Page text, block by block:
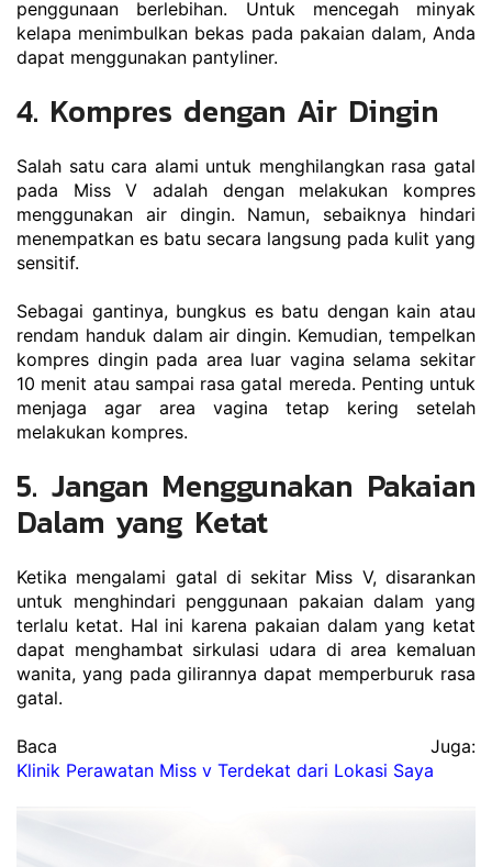
penggunaan berlebihan. Untuk mencegah minyak
kelapa menimbulkan bekas pada pakaian dalam, Anda
dapat menggunakan pantyliner.
4. Kompres dengan Air Dingin
Salah satu cara alami untuk menghilangkan rasa gatal
pada Miss V adalah dengan melakukan kompres
menggunakan air dingin. Namun, sebaiknya hindari
menempatkan es batu secara langsung pada kulit yang
sensitif.
Sebagai gantinya, bungkus es batu dengan kain atau
rendam handuk dalam air dingin. Kemudian, tempelkan
kompres dingin pada area luar vagina selama sekitar
10 menit atau sampai rasa gatal mereda. Penting untuk
menjaga agar area vagina tetap kering setelah
melakukan kompres.
5. Jangan Menggunakan Pakaian
Dalam yang Ketat
Ketika mengalami gatal di sekitar Miss V, disarankan
untuk menghindari penggunaan pakaian dalam yang
terlalu ketat. Hal ini karena pakaian dalam yang ketat
dapat menghambat sirkulasi udara di area kemaluan
wanita, yang pada gilirannya dapat memperburuk rasa
gatal.
Baca Juga:
Klinik Perawatan Miss v Terdekat dari Lokasi Saya